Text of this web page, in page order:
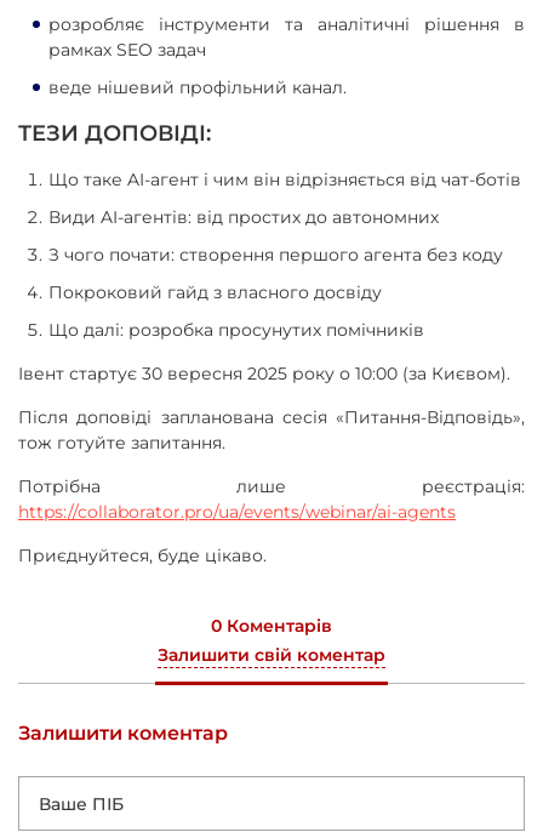
розробляє інструменти та аналітичні рішення в
рамках SEO задач
веде нішевий профільний канал.
ТЕЗИ ДОПОВІДІ:
Що таке AI-агент і чим він відрізняється від чат-ботів
Види AI-агентів: від простих до автономних
З чого почати: створення першого агента без коду
Покроковий гайд з власного досвіду
Що далі: розробка просунутих помічників
Івент стартує 30 вересня 2025 року о 10:00 (за Києвом).
Після доповіді запланована сесія «Питання-Відповідь»,
тож готуйте запитання.
Потрібна лише реєстрація:
https://collaborator.pro/ua/events/webinar/ai-agents
Приєднуйтеся, буде цікаво.
0 Коментарів
Залишити свій коментар
Залишити коментар